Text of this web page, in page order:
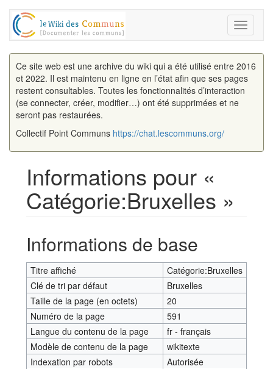
Toggle
Ce site web est une archive du wiki qui a été utilisé entre 2016
et 2022. Il est maintenu en ligne en l’état afin que ses pages
restent consultables. Toutes les fonctionnalités d’interaction
(se connecter, créer, modifier…) ont été supprimées et ne
seront pas restaurées.
Collectif Point Communs https://chat.lescommuns.org/
Informations pour «
Catégorie:Bruxelles »
Informations de base
Titre affiché
Catégorie:Bruxelles
Clé de tri par défaut
Bruxelles
Taille de la page (en octets)
20
Numéro de la page
591
Langue du contenu de la page
fr - français
Modèle de contenu de la page
wikitexte
Indexation par robots
Autorisée